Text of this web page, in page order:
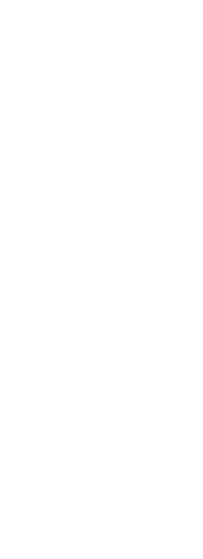
过10款免费模型。这让我在创作时有丰
作自己😊的音乐。
灵感和提示。
到最适合自己创作风格的方式。
8940.html，部分文章内容来源网络，如有侵